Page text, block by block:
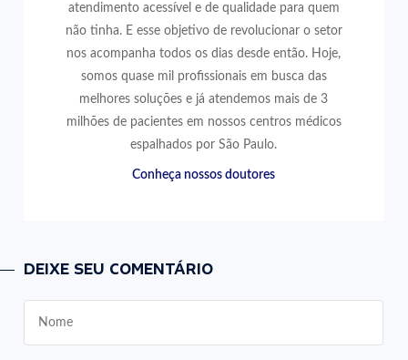
atendimento acessível e de qualidade para quem
não tinha. E esse objetivo de revolucionar o setor
nos acompanha todos os dias desde então. Hoje,
somos quase mil profissionais em busca das
melhores soluções e já atendemos mais de 3
milhões de pacientes em nossos centros médicos
espalhados por São Paulo.
Conheça nossos doutores
DEIXE SEU COMENTÁRIO